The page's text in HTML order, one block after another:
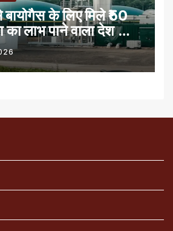
के लिए मिले ₹50
लाभ पाने वाला देश का